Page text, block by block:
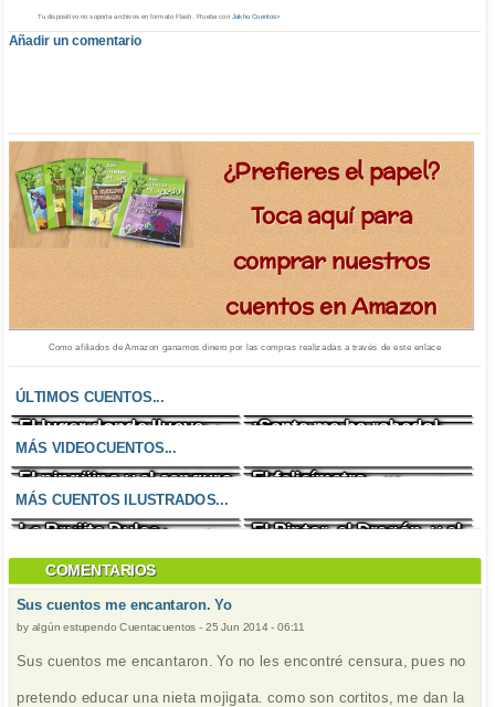
Tu dispositivo no soporta archivos en formato Flash. Prueba con Jakhu Cuentos>
Añadir un comentario
¿Prefieres el papel?
Toca aquí para
comprar nuestros
cuentos en Amazon
Como afiliados de Amazon ganamos dinero por las compras realizadas a través de este enlace
ÚLTIMOS CUENTOS...
El lugar donde llueve
chocolate
¡Santa me ha robado!
MÁS VIDEOCUENTOS...
El pingüino y el canguro El felicímetro
MÁS CUENTOS ILUSTRADOS...
La Brujita Dulce
El Pintor, el Dragón, y el
Un Halloween diferente La princesa de fuego
COMENTARIOS
Sus cuentos me encantaron. Yo
by algún estupendo Cuentacuentos - 25 Jun 2014 - 06:11
Sus cuentos me encantaron. Yo no les encontré censura, pues no
pretendo educar una nieta mojigata. como son cortitos, me dan la